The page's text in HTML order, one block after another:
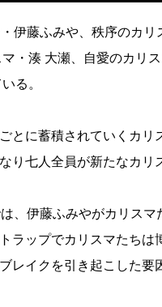
伊藤ふみや、秩序のカ
・湊 大瀬、自愛のカリ
る。
とに蓄積されていくカ
り七人全員が新たなカリ
、伊藤ふみやがカリス
ラップでカリスマたち
レイクを引き起こした